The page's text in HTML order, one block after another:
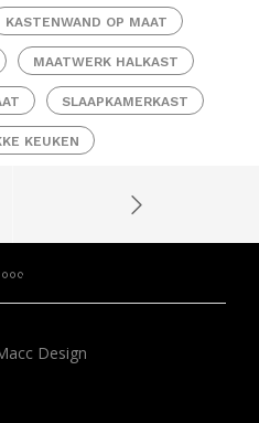
KASTENWAND OP MAAT
MAATWERK HALKAST
SLAAPKAMERKAST
KEUKEN
Design